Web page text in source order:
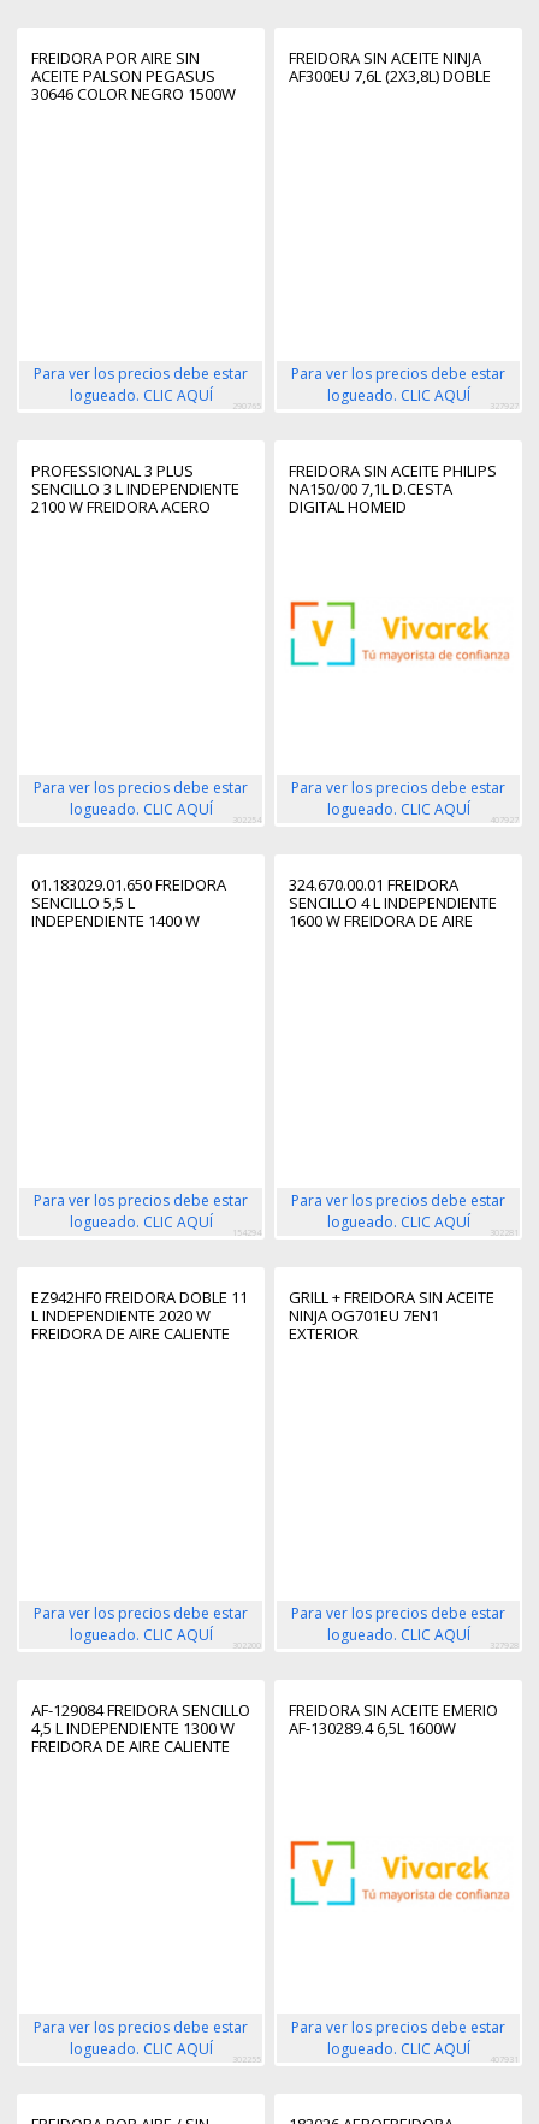
FREIDORA POR AIRE SIN
ACEITE PALSON PEGASUS
30646 COLOR NEGRO 1500W
Para ver los precios debe estar
logueado. CLIC AQUÍ
290765
FREIDORA SIN ACEITE NINJA
AF300EU 7,6L (2X3,8L) DOBLE
Para ver los precios debe estar
logueado. CLIC AQUÍ
327927
PROFESSIONAL 3 PLUS
SENCILLO 3 L INDEPENDIENTE
2100 W FREIDORA ACERO
Para ver los precios debe estar
logueado. CLIC AQUÍ
302254
FREIDORA SIN ACEITE PHILIPS
NA150/00 7,1L D.CESTA
DIGITAL HOMEID
Para ver los precios debe estar
logueado. CLIC AQUÍ
407927
01.183029.01.650 FREIDORA
SENCILLO 5,5 L
INDEPENDIENTE 1400 W
Para ver los precios debe estar
logueado. CLIC AQUÍ
154294
324.670.00.01 FREIDORA
SENCILLO 4 L INDEPENDIENTE
1600 W FREIDORA DE AIRE
Para ver los precios debe estar
logueado. CLIC AQUÍ
302281
EZ942HF0 FREIDORA DOBLE 11
L INDEPENDIENTE 2020 W
FREIDORA DE AIRE CALIENTE
Para ver los precios debe estar
logueado. CLIC AQUÍ
302200
GRILL + FREIDORA SIN ACEITE
NINJA OG701EU 7EN1
EXTERIOR
Para ver los precios debe estar
logueado. CLIC AQUÍ
327928
AF-129084 FREIDORA SENCILLO
4,5 L INDEPENDIENTE 1300 W
FREIDORA DE AIRE CALIENTE
Para ver los precios debe estar
logueado. CLIC AQUÍ
302255
FREIDORA SIN ACEITE EMERIO
AF-130289.4 6,5L 1600W
Para ver los precios debe estar
logueado. CLIC AQUÍ
407931